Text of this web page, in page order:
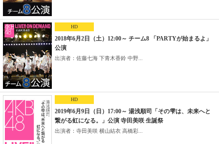
HD
2018年6月2日（土）12:00～ チーム8 「PARTYが始まるよ」
公演
出演者：佐藤七海 下青木香鈴 中野...
HD
2019年6月9日（日）17:00～ 湯浅順司「その雫は、未来へと
繋がる虹になる。」公演 寺田美咲 生誕祭
出演者：寺田美咲 横山結衣 高橋彩...